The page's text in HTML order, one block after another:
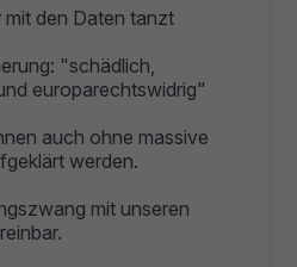
den Daten tanzt
"schädlich,
europarechtswidrig"
auch ohne massive
werden.
mit unseren